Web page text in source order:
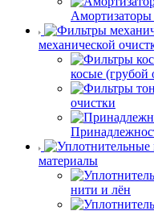
Амортизаторы
механической
косые (грубой
очистки
материалы
нити и лён